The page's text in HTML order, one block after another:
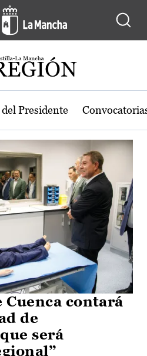
de Castilla-
Presidente
contará
de
será